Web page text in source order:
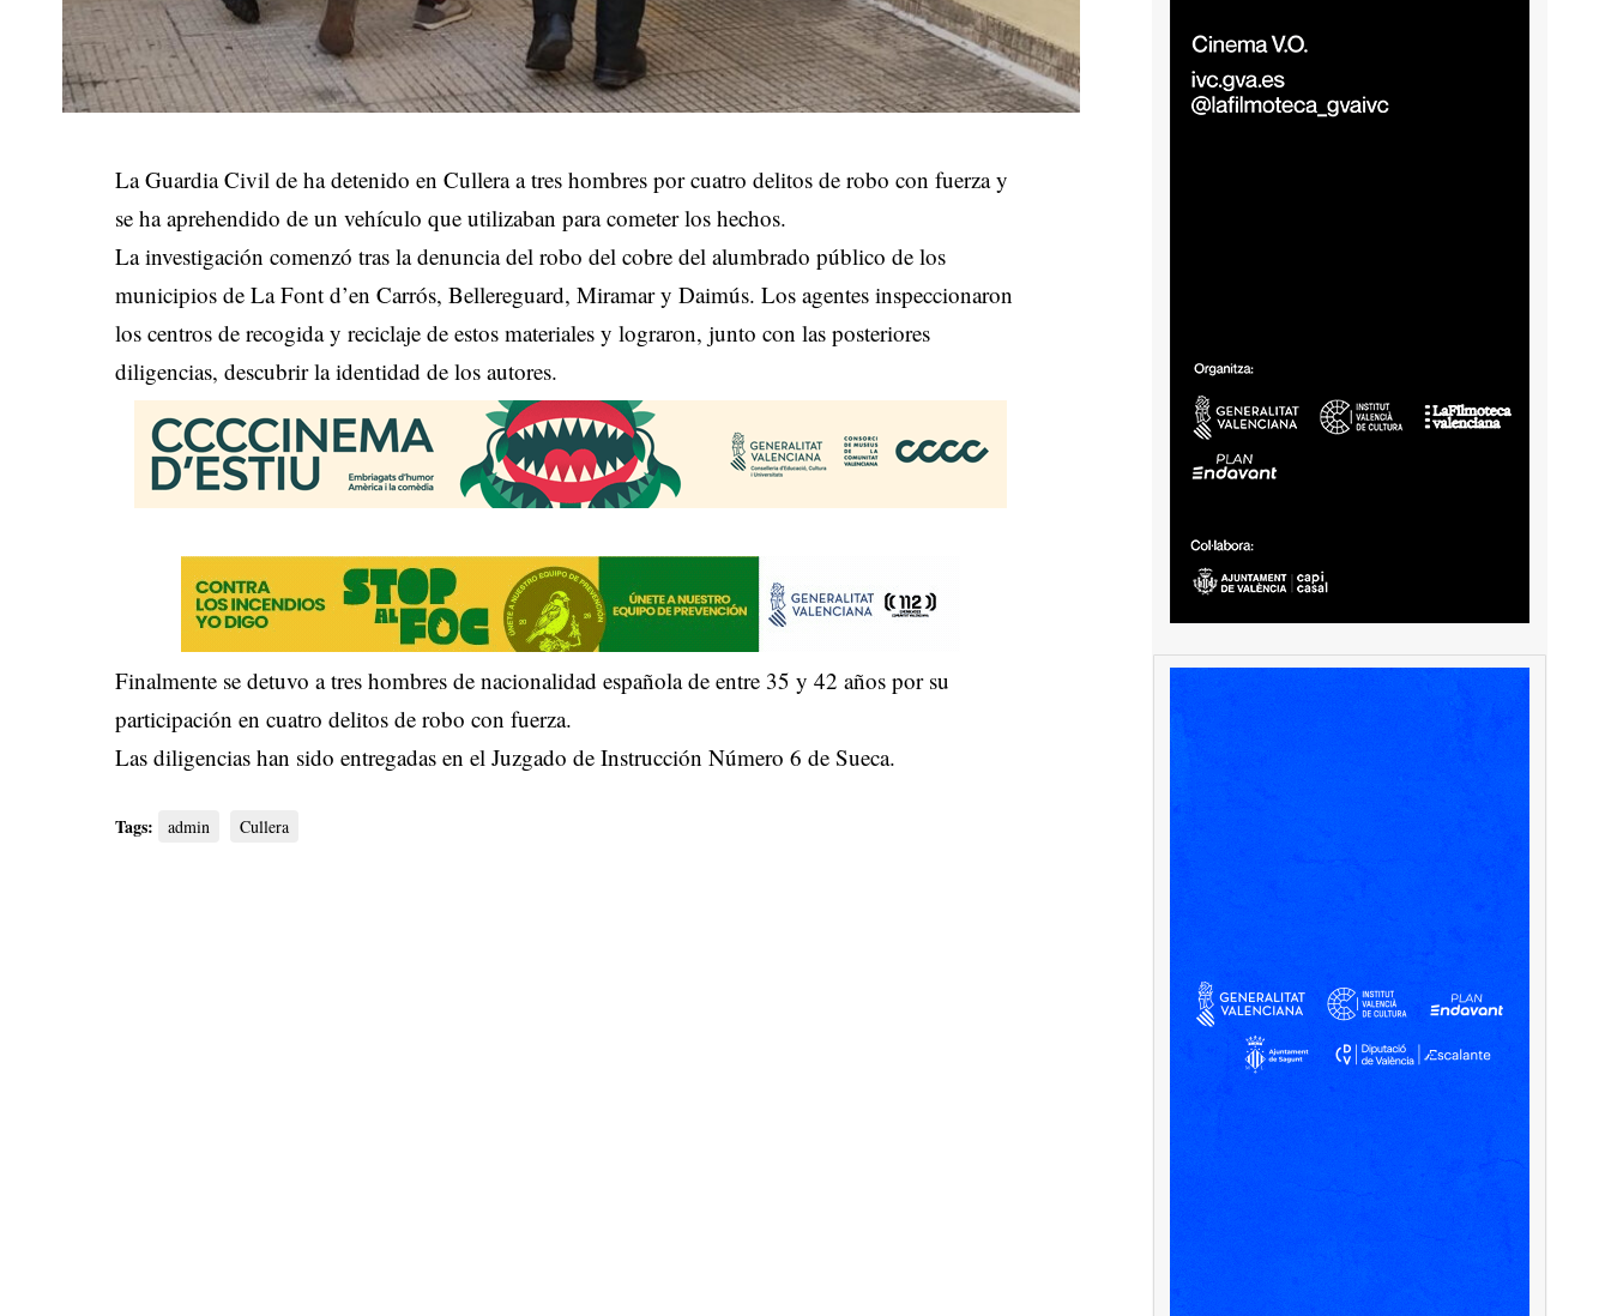
La Guardia Civil de ha detenido en Cullera a tres hombres por cuatro delitos de robo con fuerza y
se ha aprehendido de un vehículo que utilizaban para cometer los hechos.
La investigación comenzó tras la denuncia del robo del cobre del alumbrado público de los
municipios de La Font d’en Carrós, Bellereguard, Miramar y Daimús. Los agentes inspeccionaron
los centros de recogida y reciclaje de estos materiales y lograron, junto con las posteriores
diligencias, descubrir la identidad de los autores.
Finalmente se detuvo a tres hombres de nacionalidad española de entre 35 y 42 años por su
participación en cuatro delitos de robo con fuerza.
Las diligencias han sido entregadas en el Juzgado de Instrucción Número 6 de Sueca.
Tags: admin Cullera